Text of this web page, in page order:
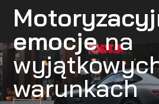
emocjena
warunkach